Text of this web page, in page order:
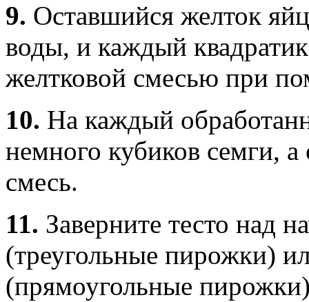
9. Оставшийся желток
воды, и каждый
желтковой смесью при
10. На каждый
немного кубиков семги,
смесь.
11. Заверните тесто над
(треугольные пирожки)
(прямоугольные